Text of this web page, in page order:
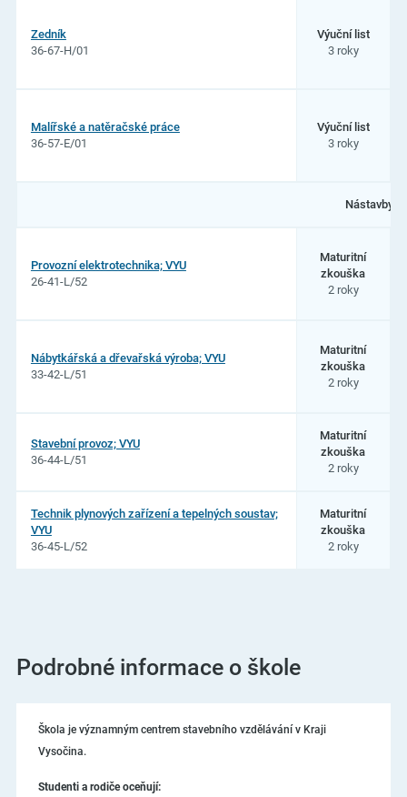
Zedník
36-67-H/01
Výuční list
3 roky
Malířské a natěračské práce
36-57-E/01
Výuční list
3 roky
Nástavby:
Provozní elektrotechnika; VYU
26-41-L/52
Maturitní
zkouška
2 roky
Nábytkářská a dřevařská výroba; VYU
33-42-L/51
Maturitní
zkouška
2 roky
Stavební provoz; VYU
36-44-L/51
Maturitní
zkouška
2 roky
Technik plynových zařízení a tepelných soustav;
VYU
36-45-L/52
Maturitní
zkouška
2 roky
Podrobné informace o škole
Škola je významným centrem stavebního vzdělávání v Kraji
Vysočina.
Studenti a rodiče oceňují: